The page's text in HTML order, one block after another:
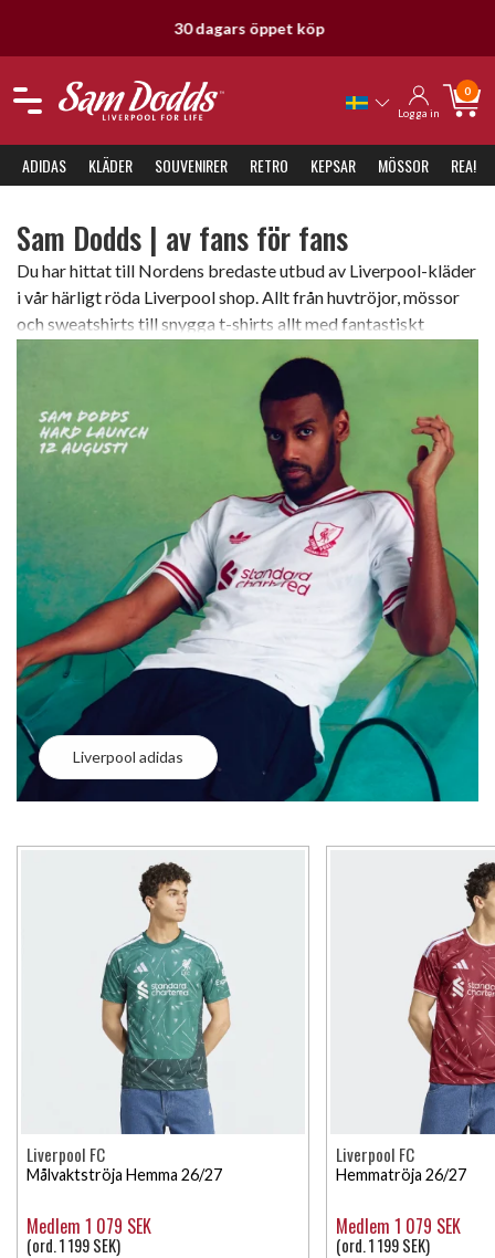
30 dagars öppet köp
Logga in
0
ADIDAS KLÄDER SOUVENIRER RETRO KEPSAR MÖSSOR REA!
Sam Dodds | av fans för fans
Du har hittat till Nordens bredaste utbud av Liverpool-kläder
i vår härligt röda Liverpool shop. Allt från huvtröjor, mössor
och sweatshirts till snygga t-shirts allt med fantastiskt
intresset för Liverpool? Staden, musiken men framförallt
atmosfären kring och på arenan före, under och efter match.
Det är ett sätt att leva, som för så många andra.
Liverpool adidas
Liverpool FC
Målvaktströja Hemma 26/27
Medlem 1 079 SEK
(ord. 1 199 SEK)
Liverpool FC
Hemmatröja 26/27
Medlem 1 079 SEK
(ord. 1 199 SEK)